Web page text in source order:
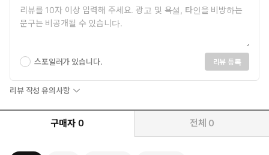
스포일러가 있습니다. 리뷰 등록
리뷰 작성 유의사항
구매자 0 전체 0